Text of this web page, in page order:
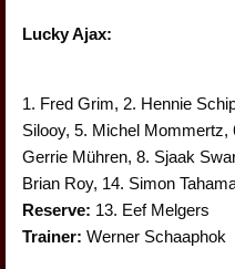
Lucky Ajax:
1. Fred Grim, 2. Hennie
Silooy, 5. Michel Mommertz,
Gerrie Mühren, 8. Sjaak
Brian Roy, 14. Simon
Reserve: 13. Eef Melgers
Trainer: Werner Schaaphok